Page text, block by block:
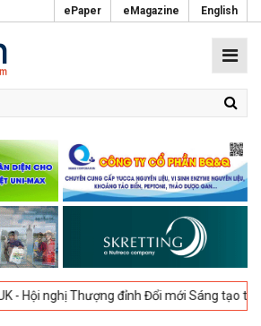
ePaper eMagazine English
Thượng đỉnh Đổi mới Sáng tạo trong